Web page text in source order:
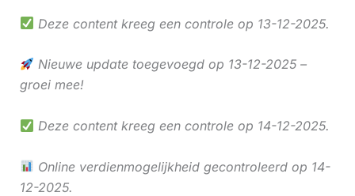
Deze content kreeg een controle op 13-12-2025.
Nieuwe update toegevoegd op 13-12-2025 –
groei mee!
Deze content kreeg een controle op 14-12-2025.
Online verdienmogelijkheid gecontroleerd op 14-
12-2025.